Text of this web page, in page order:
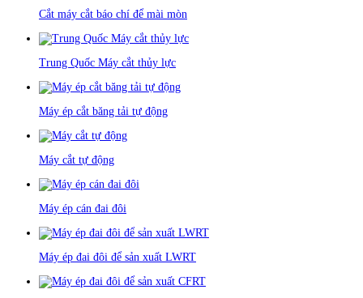
Cắt máy cắt báo chí để mài mòn
Trung Quốc Máy cắt thủy lực
Máy ép cắt băng tải tự động
Máy cắt tự động
Máy ép cán đai đôi
Máy ép đai đôi để sản xuất LWRT